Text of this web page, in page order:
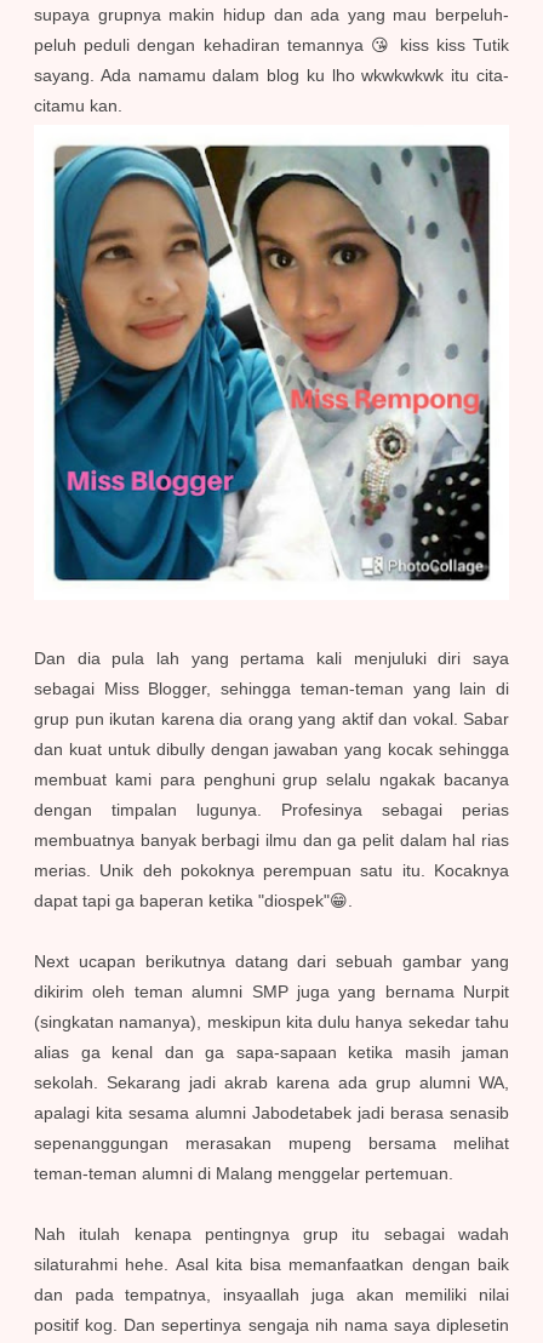
supaya grupnya makin hidup dan ada yang mau berpeluh-
peluh peduli dengan kehadiran temannya 😘 kiss kiss Tutik
sayang. Ada namamu dalam blog ku lho wkwkwkwk itu cita-
citamu kan.
Dan dia pula lah yang pertama kali menjuluki diri saya
sebagai Miss Blogger, sehingga teman-teman yang lain di
grup pun ikutan karena dia orang yang aktif dan vokal. Sabar
dan kuat untuk dibully dengan jawaban yang kocak sehingga
membuat kami para penghuni grup selalu ngakak bacanya
dengan timpalan lugunya. Profesinya sebagai perias
membuatnya banyak berbagi ilmu dan ga pelit dalam hal rias
merias. Unik deh pokoknya perempuan satu itu. Kocaknya
dapat tapi ga baperan ketika "diospek"😁.
Next ucapan berikutnya datang dari sebuah gambar yang
dikirim oleh teman alumni SMP juga yang bernama Nurpit
(singkatan namanya), meskipun kita dulu hanya sekedar tahu
alias ga kenal dan ga sapa-sapaan ketika masih jaman
sekolah. Sekarang jadi akrab karena ada grup alumni WA,
apalagi kita sesama alumni Jabodetabek jadi berasa senasib
sepenanggungan merasakan mupeng bersama melihat
teman-teman alumni di Malang menggelar pertemuan.
Nah itulah kenapa pentingnya grup itu sebagai wadah
silaturahmi hehe. Asal kita bisa memanfaatkan dengan baik
dan pada tempatnya, insyaallah juga akan memiliki nilai
positif kog. Dan sepertinya sengaja nih nama saya diplesetin